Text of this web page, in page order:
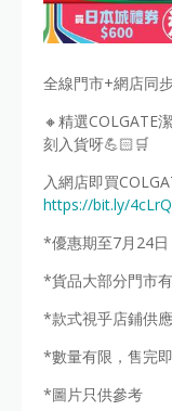
全線門市+網店同
🔸精選COLGATE
刻入貨呀💪🏻🛒
入網店即買
https://bit.ly/
*優惠期至7月24日
*貨品大部分門市
*款式視乎店鋪供應
*數量有限，售完
*圖片只供參考